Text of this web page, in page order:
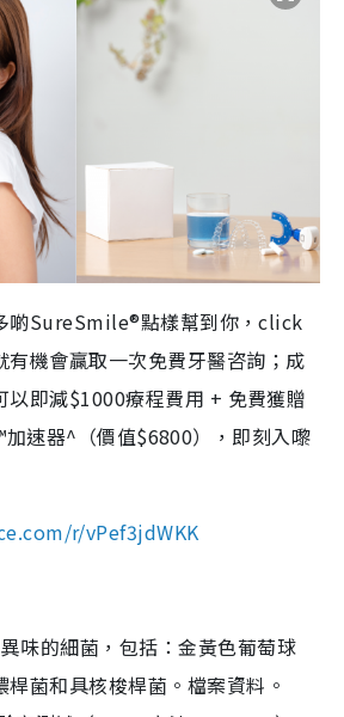
啲SureSmile®點樣幫到你，click
有機會贏取一次免費牙醫咨詢；成
以即減$1000療程費用 + 免費獲贈
速器^（價值$6800），即刻入嚟
r/vPef3jdWKK
味的細菌，包括：金黃色葡萄球
菌和具核梭桿菌。檔案資料。